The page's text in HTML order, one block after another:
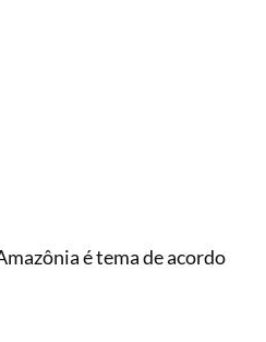
é tema de acordo